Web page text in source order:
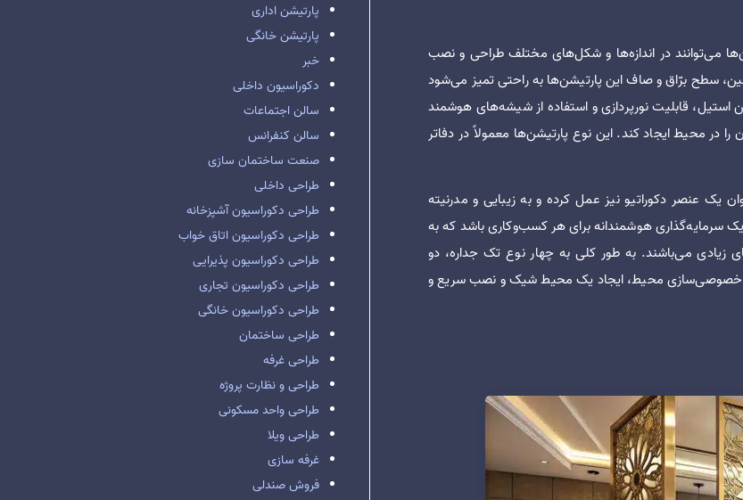
می‌توانند در اندازه‌ها و شکل‌های مختلف طراحی و نصب
سطح برّاق و صاف این پارتیشن‌ها به راحتی تمیز می‌شود
قابلیت نورپردازی و استفاده از شیشه‌های هوشمند
در محیط ایجاد کند. این نوع پارتیشن‌ها معمولاً در دفاتر
یک عنصر دکوراتیو نیز عمل کرده و به زیبایی و مدرنیته
سرمایه‌گذاری هوشمندانه برای هر کسب‌وکاری باشد که به
زیادی می‌باشند. به طور کلی به چهار نوع تک جداره، دو
به خصوصی‌سازی محیط، ایجاد یک محیط شیک و نصب سریع و
پارتیشن اداری
پارتیشن خانگی
خبر
دکوراسیون داخلی
سالن اجتماعات
سالن کنفرانس
صنعت ساختمان سازی
طراحی داخلی
طراحی دکوراسیون آشپزخانه
طراحی دکوراسیون اتاق خواب
طراحی دکوراسیون پذیرایی
طراحی دکوراسیون تجاری
طراحی دکوراسیون خانگی
طراحی ساختمان
طراحی غرفه
طراحی و نظارت پروژه
طراحی واحد مسکونی
طراحی ویلا
غرفه سازی
فروش صندلی